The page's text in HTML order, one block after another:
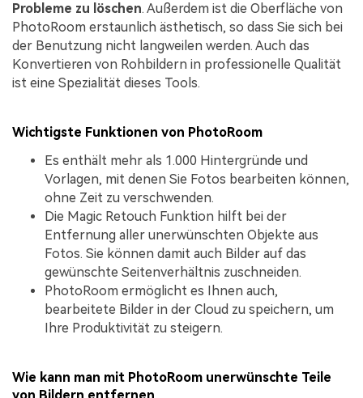
Probleme zu löschen. Außerdem ist die Oberfläche von
PhotoRoom erstaunlich ästhetisch, so dass Sie sich bei
der Benutzung nicht langweilen werden. Auch das
Konvertieren von Rohbildern in professionelle Qualität
ist eine Spezialität dieses Tools.
Wichtigste Funktionen von PhotoRoom
Es enthält mehr als 1.000 Hintergründe und
Vorlagen, mit denen Sie Fotos bearbeiten können,
ohne Zeit zu verschwenden.
Die Magic Retouch Funktion hilft bei der
Entfernung aller unerwünschten Objekte aus
Fotos. Sie können damit auch Bilder auf das
gewünschte Seitenverhältnis zuschneiden.
PhotoRoom ermöglicht es Ihnen auch,
bearbeitete Bilder in der Cloud zu speichern, um
Ihre Produktivität zu steigern.
Wie kann man mit PhotoRoom unerwünschte Teile